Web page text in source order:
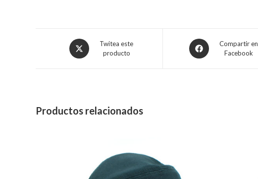
Opens
in
Twitea este
producto
Opens
in
Compartir en
Facebook
Productos relacionados